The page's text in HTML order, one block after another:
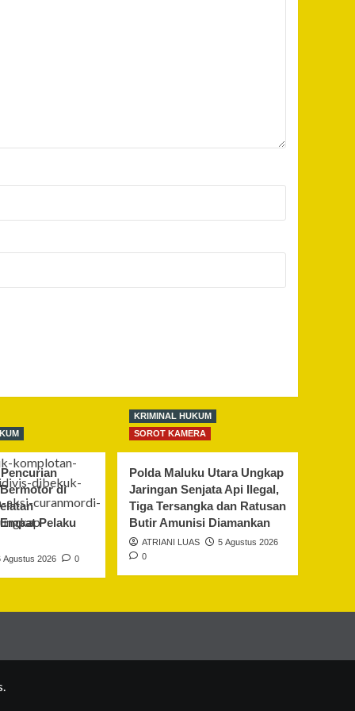
di
Pelaku
Agustus 2026 0
KRIMINAL HUKUM
SOROT KAMERA
Polda Maluku Utara Ungkap
Jaringan Senjata Api Ilegal,
Tiga Tersangka dan Ratusan
Butir Amunisi Diamankan
ATRIANI LUAS
5 Agustus 2026
0